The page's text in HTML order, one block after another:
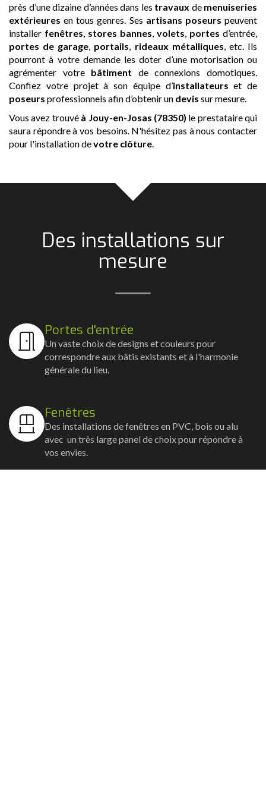
près d’une dizaine d’années dans les travaux de menuiseries
extérieures en tous genres. Ses artisans poseurs peuvent
installer fenêtres stores bannes volets portes d’entrée,
portes de garage portails rideaux métalliques , etc. Ils
pourront à votre demande les doter d’une motorisation ou
agrémenter votre bâtiment de connexions domotiques.
Confiez votre projet à son équipe d’installateurs et de
poseurs professionnels afin d’obtenir un devis sur mesure.
Vous avez trouvé à Jouy-en-Josas (78350) le prestataire qui
saura répondre à vos besoins. N'hésitez pas à nous contacter
pour l'installation devotre clôture
Des installations sur
mesure
Portes d'entrée
Un vaste choix de designs et couleurs pour
correspondre aux bâtis existants et à l'harmonie
générale du lieu.
Fenêtres
Des installations de fenêtres en PVC, bois ou alu
avec un très large panel de choix pour répondre à
vos envies.